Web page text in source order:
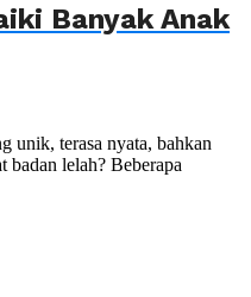
Banyak Anak
unik, terasa nyata, bahkan
badan lelah? Beberapa